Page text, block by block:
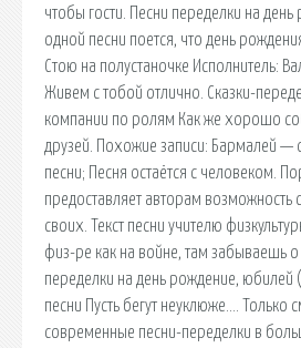
чтобы гости. Песни переделки на
одной песни поется, что день
Стою на полустаночке Исполнитель:
Живем с тобой отлично. Сказки-
компании по ролям Как же хорошо
друзей. Похожие записи: Бармалей —
песни; Песня остаётся с человеком.
предоставляет авторам возможность
своих. Текст песни учителю
физ-ре как на войне, там забываешь
переделки на день рождение, юбилей
песни Пусть бегут неуклюже….
современные песни-переделки в